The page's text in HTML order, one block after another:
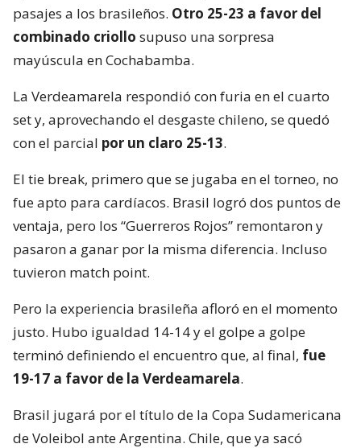
pasajes a los brasileños. Otro 25-23 a favor del
combinado criollo supuso una sorpresa
mayúscula en Cochabamba.
La Verdeamarela respondió con furia en el cuarto
set y, aprovechando el desgaste chileno, se quedó
con el parcial por un claro 25-13.
El tie break, primero que se jugaba en el torneo, no
fue apto para cardíacos. Brasil logró dos puntos de
ventaja, pero los “Guerreros Rojos” remontaron y
pasaron a ganar por la misma diferencia. Incluso
tuvieron match point.
Pero la experiencia brasileña afloró en el momento
justo. Hubo igualdad 14-14 y el golpe a golpe
terminó definiendo el encuentro que, al final, fue
19-17 a favor de la Verdeamarela.
Brasil jugará por el título de la Copa Sudamericana
de Voleibol ante Argentina. Chile, que ya sacó